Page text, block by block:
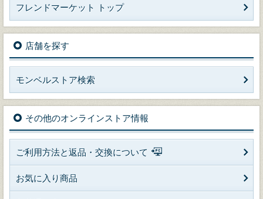
フレンドマーケット トップ
店舗を探す
モンベルストア検索
その他のオンラインストア情報
ご利用方法と返品・交換について
お気に入り商品